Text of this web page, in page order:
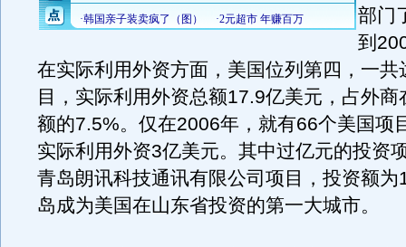
部门
到
在实际利用外资方面，美国位列第四，一
目，实际利用外资总额17.9亿美元，占外商
额的7.5%。仅在2006年，就有66个美国项
实际利用外资3亿美元。其中过亿元的投资
青岛朗讯科技通讯有限公司项目，投资额为
岛成为美国在山东省投资的第一大城市。